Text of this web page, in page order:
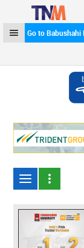
Go to Babushahi